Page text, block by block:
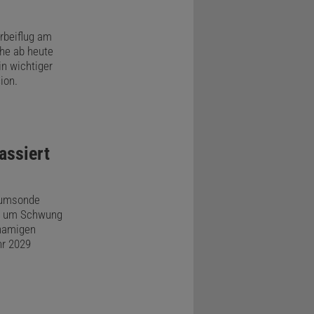
am
ab heute
wichtiger
Schwung
2029